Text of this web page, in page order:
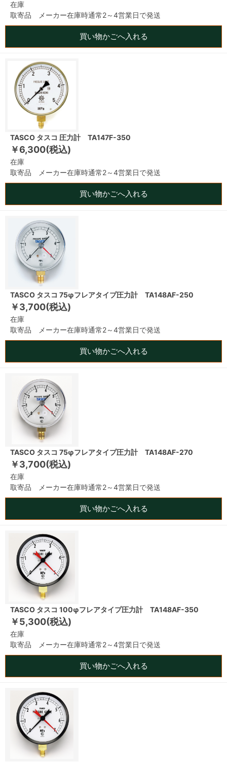
在庫
取寄品 メーカー在庫時通常2～4営業日で発送
買い物かごへ入れる
TASCO タスコ 圧力計 TA147F-350
￥6,300(税込)
在庫
取寄品 メーカー在庫時通常2～4営業日で発送
買い物かごへ入れる
TASCO タスコ 75φフレアタイプ圧力計 TA148AF-250
￥3,700(税込)
在庫
取寄品 メーカー在庫時通常2～4営業日で発送
買い物かごへ入れる
TASCO タスコ 75φフレアタイプ圧力計 TA148AF-270
￥3,700(税込)
在庫
取寄品 メーカー在庫時通常2～4営業日で発送
買い物かごへ入れる
TASCO タスコ 100φフレアタイプ圧力計 TA148AF-350
￥5,300(税込)
在庫
取寄品 メーカー在庫時通常2～4営業日で発送
買い物かごへ入れる